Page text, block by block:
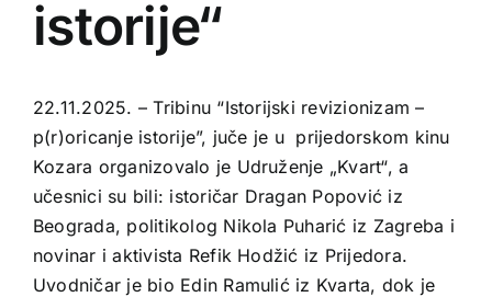
istorije“
22.11.2025. – Tribinu “Istorijski revizionizam –
p(r)oricanje istorije”, juče je u prijedorskom kinu
Kozara organizovalo je Udruženje „Kvart“, a
učesnici su bili: istoričar Dragan Popović iz
Beograda, politikolog Nikola Puharić iz Zagreba i
novinar i aktivista Refik Hodžić iz Prijedora.
Uvodničar je bio Edin Ramulić iz Kvarta, dok je